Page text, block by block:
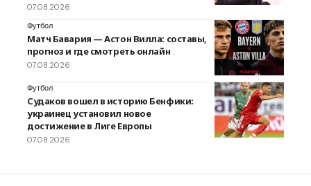
07.08.2026
Футбол
Матч Бавария — Астон Вилла: составы,
прогноз и где смотреть онлайн
07.08.2026
Футбол
Судаков вошел в историю Бенфики:
украинец установил новое
достижение в Лиге Европы
07.08.2026